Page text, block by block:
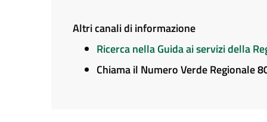
Altri canali di informazione
Ricerca nella Guida ai servizi della
Chiama il Numero Verde Regionale